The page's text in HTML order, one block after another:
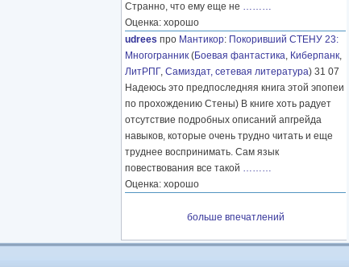
Странно, что ему еще не ………
Оценка: хорошо
udrees про Мантикор: Покоривший СТЕНУ 23:
Многогранник (Боевая фантастика, Киберпанк,
ЛитРПГ, Самиздат, сетевая литература) 31 07
Надеюсь это предпоследняя книга этой эпопеи
по прохождению Стены) В книге хоть радует
отсутствие подробных описаний апгрейда
навыков, которые очень трудно читать и еще
труднее воспринимать. Сам язык
повествования все такой ………
Оценка: хорошо
больше впечатлений